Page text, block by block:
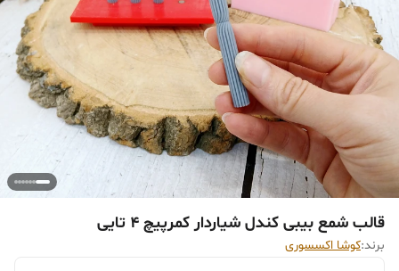
قالب شمع بیبی کندل شیاردار کمرپیچ 4 تایی
برند:کوشا اکسسوری